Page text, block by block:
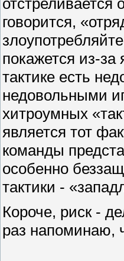
отстреливается
говорится,
покажется из-
тактике есть
недовольными
хитроумных
является тот
команды
особенно
тактики -
Короче, риск -
раз напоминаю,